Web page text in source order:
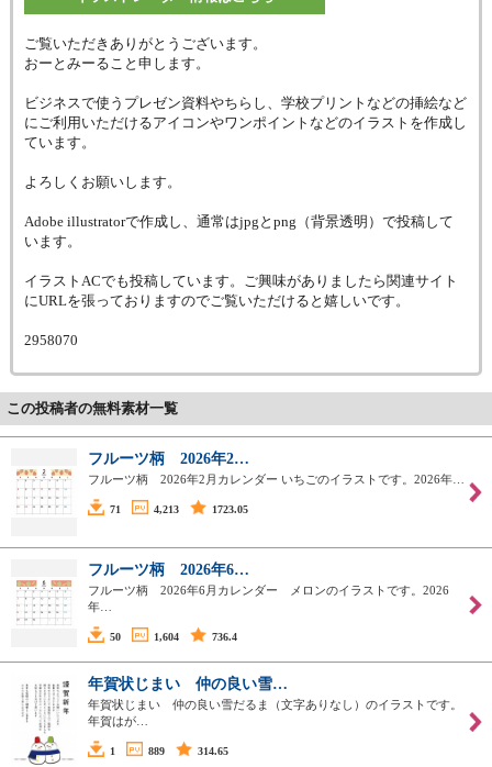
ご覧いただきありがとうございます。
おーとみーること申します。
ビジネスで使うプレゼン資料やちらし、学校プリントなどの挿絵など
にご利用いただけるアイコンやワンポイントなどのイラストを作成し
ています。
よろしくお願いします。
Adobe illustratorで作成し、通常はjpgとpng（背景透明）で投稿して
います。
イラストACでも投稿しています。ご興味がありましたら関連サイト
にURLを張っておりますのでご覧いただけると嬉しいです。
2958070
この投稿者の無料素材一覧
フルーツ柄 2026年2…
フルーツ柄 2026年2月カレンダー いちごのイラストです。2026年…
71 4,213 1723.05
フルーツ柄 2026年6…
フルーツ柄 2026年6月カレンダー メロンのイラストです。2026
年…
50 1,604 736.4
年賀状じまい 仲の良い雪…
年賀状じまい 仲の良い雪だるま（文字ありなし）のイラストです。
年賀はが…
1 889 314.65